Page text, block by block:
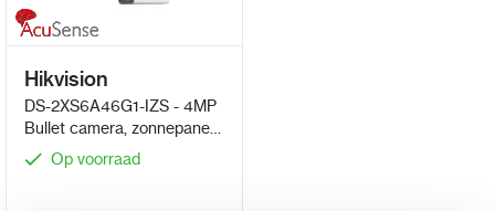
Hikvision
DS-2XS6A46G1-IZS - 4MP
Bullet camera, zonnepaneel
4G modem en accu
Op voorraad